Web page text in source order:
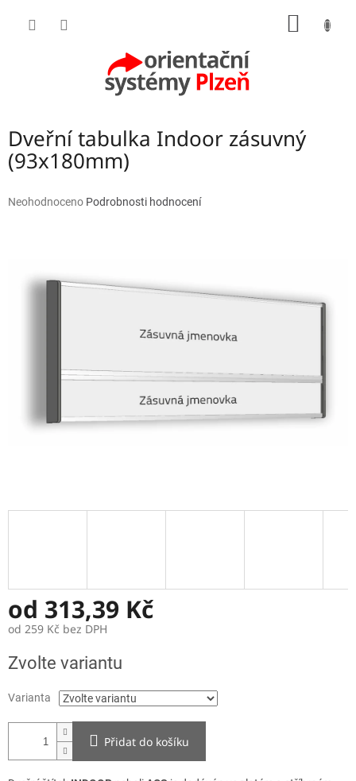
Dveřní tabulka Indoor zásuvný
(93x180mm)
Průměrné
Neohodnoceno Podrobnosti hodnocení
od 313,39 Kč
od 259 Kč bez DPH
cena:
Zvolte variantu
Varianta
Přidat do košíku